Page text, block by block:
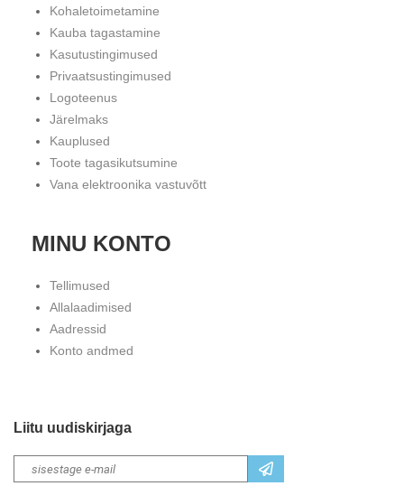
Kohaletoimetamine
Kauba tagastamine
Kasutustingimused
Privaatsustingimused
Logoteenus
Järelmaks
Kauplused
Toote tagasikutsumine
Vana elektroonika vastuvõtt
MINU KONTO
Tellimused
Allalaadimised
Aadressid
Konto andmed
Liitu uudiskirjaga